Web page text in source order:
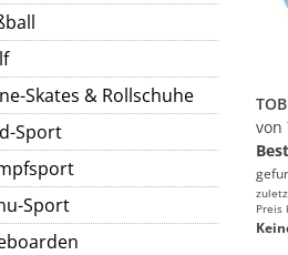
Skates & Rollschuhe
Sport
Sport
von
Preis